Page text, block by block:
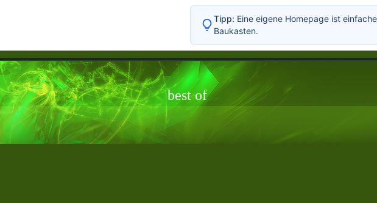
best of
Tipp: Eine eigene Homepage ist
Baukasten.